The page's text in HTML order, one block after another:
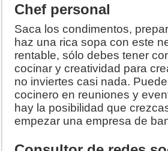
Chef personal
Saca los condimentos,
haz una rica sopa con este
rentable, sólo debes tener
cocinar y creatividad para
no inviertes casi nada.
cocinero en reuniones y
hay la posibilidad que
empezar una empresa de